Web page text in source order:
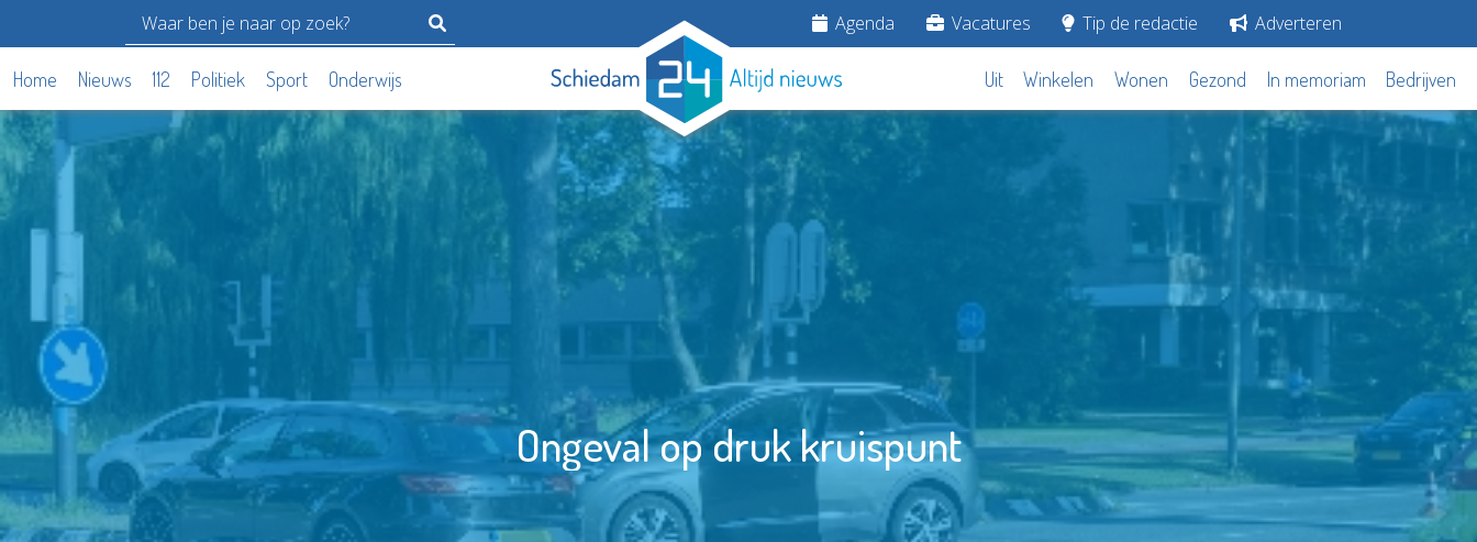
Agenda Vacatures Tip de redactie Adverteren
Home Nieuws 112 Politiek Sport Onderwijs Uit Winkelen Wonen Gezond In memoriam Bedrijven
Ongeval op druk kruispunt